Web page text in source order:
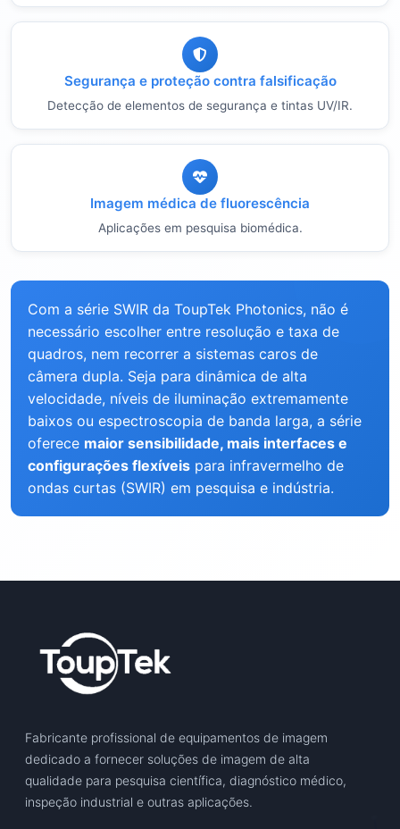
Segurança e proteção contra falsificação
Detecção de elementos de segurança e tintas UV/IR.
Imagem médica de fluorescência
Aplicações em pesquisa biomédica.
Com a série SWIR da ToupTek Photonics, não é
necessário escolher entre resolução e taxa de
quadros, nem recorrer a sistemas caros de
câmera dupla. Seja para dinâmica de alta
velocidade, níveis de iluminação extremamente
baixos ou espectroscopia de banda larga, a série
oferece maior sensibilidade, mais interfaces e
configurações flexíveis para infravermelho de
ondas curtas (SWIR) em pesquisa e indústria.
Fabricante profissional de equipamentos de imagem
dedicado a fornecer soluções de imagem de alta
qualidade para pesquisa científica, diagnóstico médico,
inspeção industrial e outras aplicações.